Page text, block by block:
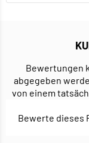
Bewertungen
abgegeben
von einem
Bewerte dieses